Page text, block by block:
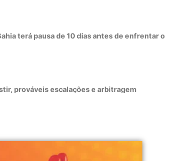
terá pausa de 10 dias antes de enfrentar o
prováveis escalações e arbitragem